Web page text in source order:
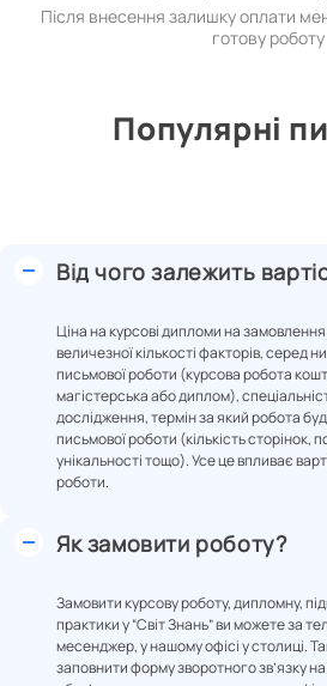
Після внесення залишку оплати
готову роботу
Популярні
Від чого залежить
Ціна на курсові дипломи на
величезної кількості факторів, серед
письмової роботи (курсова робота
магістерська або диплом),
дослідження, термін за який робота
письмової роботи (кількість сторінок,
унікальності тощо). Усе це впливає
роботи.
Як замовити роботу?
Замовити курсову роботу, дипломну,
практики у “Світ Знань” ви можете за
месенджер, у нашому офісі у столиці.
заповнити форму зворотного зв’язку